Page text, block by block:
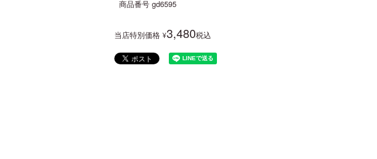
商品番号 gd6595
当店特別価格 ¥3,480税込